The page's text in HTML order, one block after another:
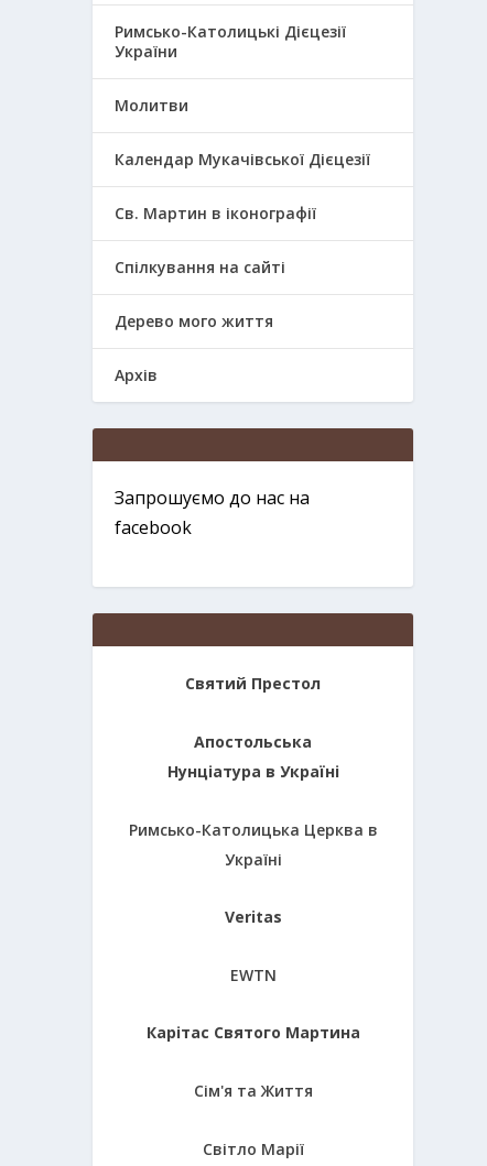
Римсько-Католицькі Дієцезії
України
Молитви
Календар Мукачівської Дієцезії
Св. Мартин в іконографії
Спілкування на сайті
Дерево мого життя
Архів
Запрошуємо до нас на
facebook
Святий Престол
Апостольська
Нунціатура в Україні
Римсько-Католицька Церква в
Україні
Veritas
EWTN
Карітас Святого Мартина
Сім'я та Життя
Світло Марії